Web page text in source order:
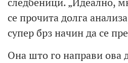
се прочита долга
супер брз начин да се
Она што го направи ова